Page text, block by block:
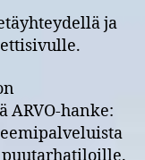
ja
ARVO-hanke:
puutarhatiloille.